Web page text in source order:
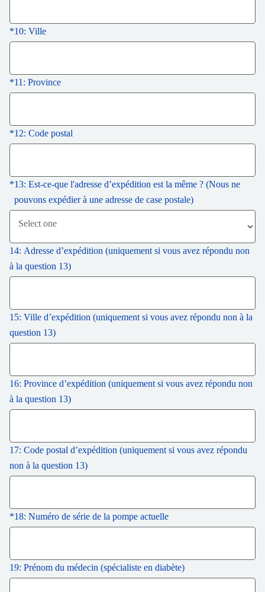
*10: Ville
*11: Province
*12: Code postal
*13: Est-ce-que l'adresse d’expédition est la même ? (Nous ne
pouvons expédier à une adresse de case postale)
14: Adresse d’expédition (uniquement si vous avez répondu non
à la question 13)
15: Ville d’expédition (uniquement si vous avez répondu non à la
question 13)
16: Province d’expédition (uniquement si vous avez répondu non
à la question 13)
17: Code postal d’expédition (uniquement si vous avez répondu
non à la question 13)
*18: Numéro de série de la pompe actuelle
19: Prénom du médecin (spécialiste en diabète)